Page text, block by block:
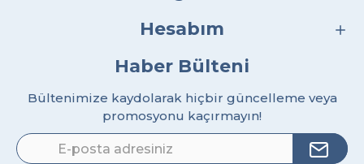
Hesabım
Haber Bülteni
Bültenimize kaydolarak hiçbir güncelleme veya
promosyonu kaçırmayın!